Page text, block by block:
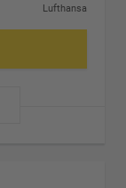
Lufthansa